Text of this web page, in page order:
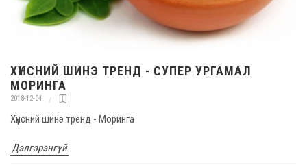
ХҮНСНИЙ ШИНЭ ТРЕНД - СУПЕР УРГАМАЛ
МОРИНГА
2018-12-04
Хүнсний шинэ тренд - Моринга
Дэлгэрэнгүй